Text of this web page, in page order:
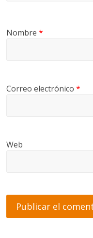
Nombre*
Correo electrónico*
Web